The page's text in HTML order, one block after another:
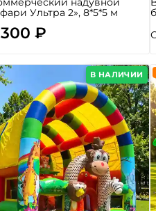
Ультра 2», 8*5*5 м
₽
В НАЛИЧИИ